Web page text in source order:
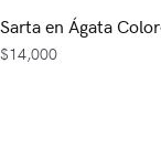
Sarta en Ágata
$14,000